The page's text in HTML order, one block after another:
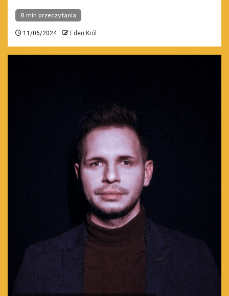
8 min przeczytania
11/06/2024 Eden Król